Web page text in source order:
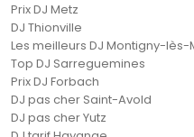
Prix DJ Metz
DJ Thionville
Les meilleurs DJ Montigny-lès-
Top DJ Sarreguemines
Prix DJ Forbach
DJ pas cher Saint-Avold
DJ pas cher Yutz